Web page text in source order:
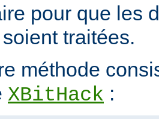
pour que les
traitées.
méthode
XBitHack :